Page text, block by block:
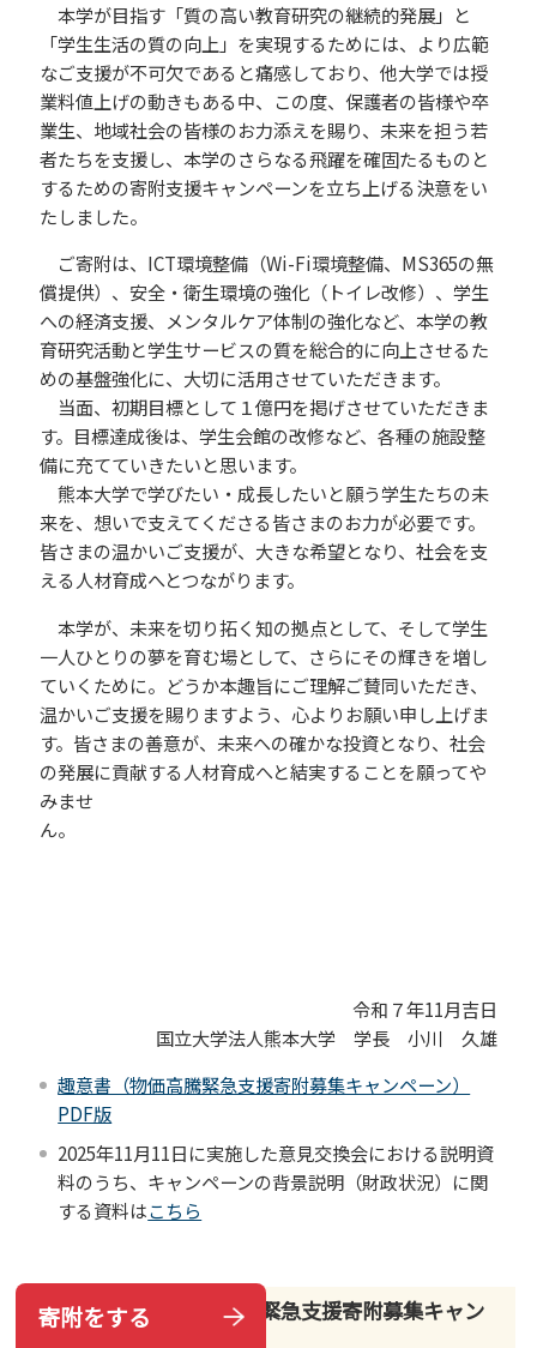
本学が目指す「質の高い教育研究の継続的発展」と
「学生生活の質の向上」を実現するためには、より広範
なご支援が不可欠であると痛感しており、他大学では授
業料値上げの動きもある中、この度、保護者の皆様や卒
業生、地域社会の皆様のお力添えを賜り、未来を担う若
者たちを支援し、本学のさらなる飛躍を確固たるものと
するための寄附支援キャンペーンを立ち上げる決意をい
たしました。
ご寄附は、ICT環境整備（Wi-Fi環境整備、MS365の無
償提供）、安全・衛生環境の強化（トイレ改修）、学生
への経済支援、メンタルケア体制の強化など、本学の教
育研究活動と学生サービスの質を総合的に向上させるた
めの基盤強化に、大切に活用させていただきます。
当面、初期目標として１億円を掲げさせていただきま
す。目標達成後は、学生会館の改修など、各種の施設整
備に充てていきたいと思います。
熊本大学で学びたい・成長したいと願う学生たちの未
来を、想いで支えてくださる皆さまのお力が必要です。
皆さまの温かいご支援が、大きな希望となり、社会を支
える人材育成へとつながります。
本学が、未来を切り拓く知の拠点として、そして学生
一人ひとりの夢を育む場として、さらにその輝きを増し
ていくために。どうか本趣旨にご理解ご賛同いただき、
温かいご支援を賜りますよう、心よりお願い申し上げま
す。皆さまの善意が、未来への確かな投資となり、社会
の発展に貢献する人材育成へと結実することを願ってや
みませ
ん。
令和７年11月吉日
国立大学法人熊本大学 学長 小川 久雄
趣意書（物価高騰緊急支援寄附募集キャンペーン）
PDF版
2025年11月11日に実施した意見交換会における説明資
料のうち、キャンペーンの背景説明（財政状況）に関
する資料はこちら
ご寄附の方法（物価高騰緊急支援寄附募集キャン
寄附をする